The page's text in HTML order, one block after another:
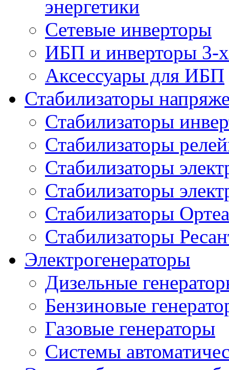
энергетики
Сетевые инверторы
ИБП и инверторы 3-
Аксессуары для ИБП
Стабилизаторы
Стабилизаторы
Стабилизаторы
Стабилизаторы
Стабилизаторы
Стабилизаторы Ортеа
Стабилизаторы
Электрогенераторы
Дизельные
Бензиновые
Газовые генераторы
Системы